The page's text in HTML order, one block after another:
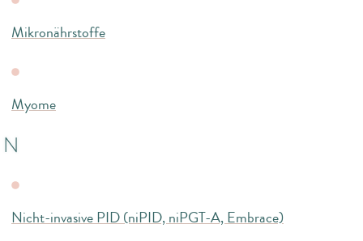
Mikronährstoffe
Myome
N
Nicht-invasive PID (niPID, niPGT-A, Embrace)